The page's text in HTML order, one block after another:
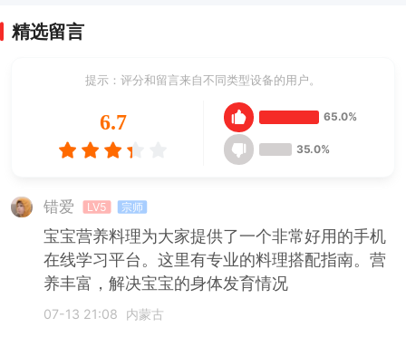
精选留言
提示：评分和留言来自不同类型设备的用户。
6.7 65.0%
35.0%
错爱 LV5 宗师
宝宝营养料理为大家提供了一个非常好用的手机
在线学习平台。这里有专业的料理搭配指南。营
养丰富，解决宝宝的身体发育情况
07-13 21:08 内蒙古